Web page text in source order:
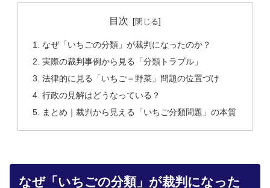
目次
なぜ「いちごの分類」が裁判になったのか？
実際の裁判事例から見る「分類トラブル」
法律的に見る「いちご＝野菜」問題の位置づけ
行政の見解はどうなっている？
まとめ｜裁判から見える「いちご分類問題」の本質
なぜ「いちごの分類」が裁判になった